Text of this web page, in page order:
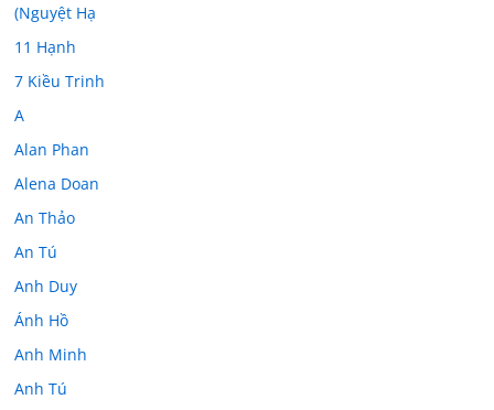
(Nguyệt Hạ
11 Hạnh
7 Kiều Trinh
A
Alan Phan
Alena Doan
An Thảo
An Tú
Anh Duy
Ánh Hồ
Anh Minh
Anh Tú